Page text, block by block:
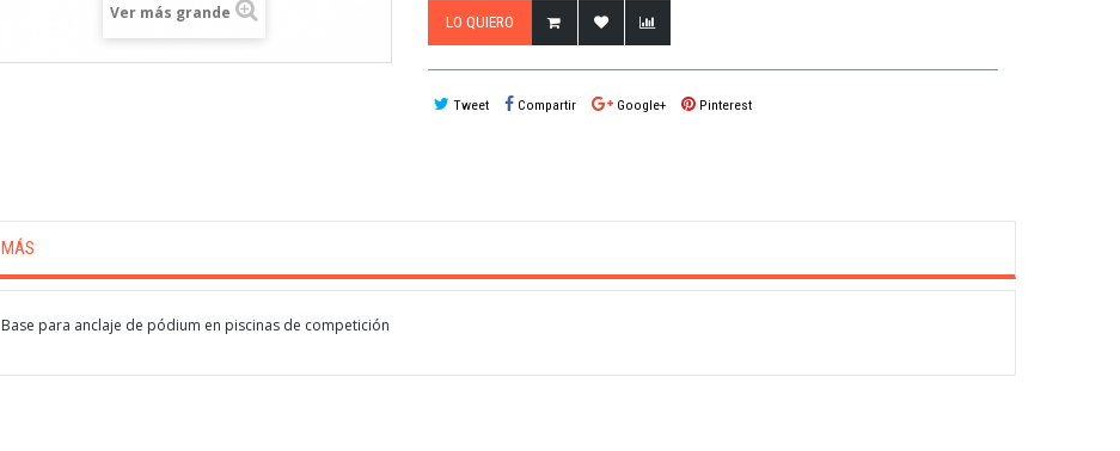
Ver más grande LO QUIERO
Tweet Compartir Google+ Pinterest
MÁS
Base para anclaje de pódium en piscinas de competición